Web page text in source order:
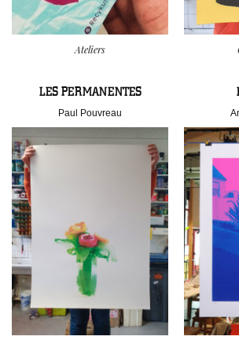
Ateliers
LES PERMANENTES
Paul Pouvreau